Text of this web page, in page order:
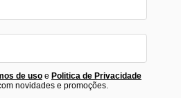
de usoe Politica de Privacidade
novidades e promoções.